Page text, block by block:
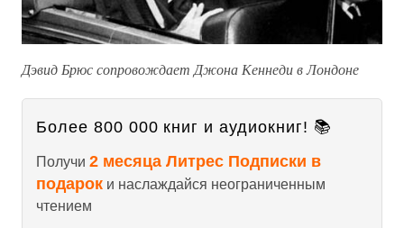
Дэвид Брюс сопровождает Джона Кеннеди в Лондоне
Более 800 000 книг и аудиокниг! 📚
Получи 2 месяца Литрес Подписки в
подарок и наслаждайся неограниченным
чтением